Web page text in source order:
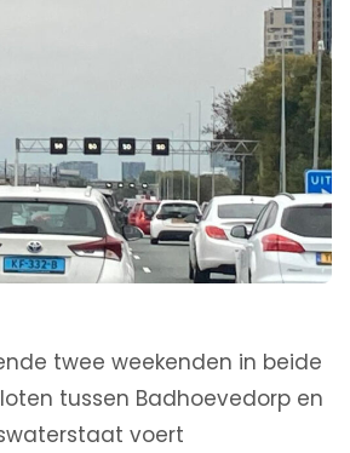
twee weekenden in beide
tussen Badhoevedorp en
voert